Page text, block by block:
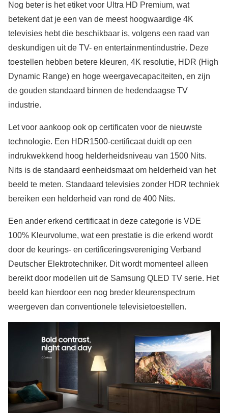
Nog beter is het etiket voor Ultra HD Premium, wat
betekent dat je een van de meest hoogwaardige 4K
televisies hebt die beschikbaar is, volgens een raad van
deskundigen uit de TV- en entertainmentindustrie. Deze
toestellen hebben betere kleuren, 4K resolutie, HDR (High
Dynamic Range) en hoge weergavecapaciteiten, en zijn
de gouden standaard binnen de hedendaagse TV
industrie.
Let voor aankoop ook op certificaten voor de nieuwste
technologie. Een HDR1500-certificaat duidt op een
indrukwekkend hoog helderheidsniveau van 1500 Nits.
Nits is de standaard eenheidsmaat om helderheid van het
beeld te meten. Standaard televisies zonder HDR techniek
bereiken een helderheid van rond de 400 Nits.
Een ander erkend certificaat in deze categorie is VDE
100% Kleurvolume, wat een prestatie is die erkend wordt
door de keurings- en certificeringsvereniging Verband
Deutscher Elektrotechniker. Dit wordt momenteel alleen
bereikt door modellen uit de Samsung QLED TV serie. Het
beeld kan hierdoor een nog breder kleurenspectrum
weergeven dan conventionele televisietoestellen.